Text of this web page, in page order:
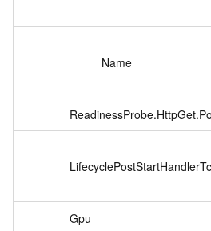
Name
Gpu